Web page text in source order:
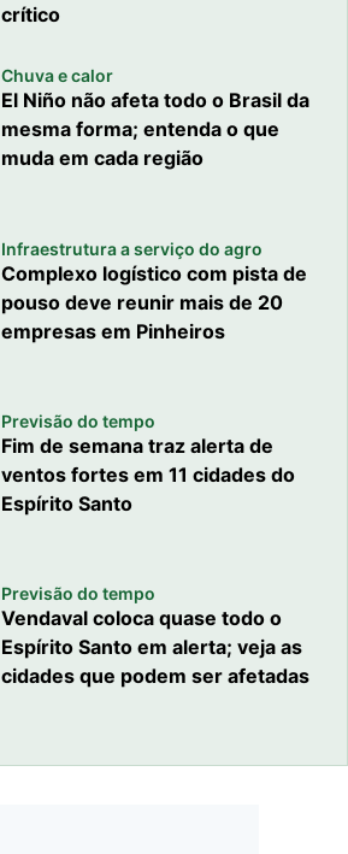
crítico
Chuva e calor
El Niño não afeta todo o Brasil da
mesma forma; entenda o que
muda em cada região
Infraestrutura a serviço do agro
Complexo logístico com pista de
pouso deve reunir mais de 20
empresas em Pinheiros
Previsão do tempo
Fim de semana traz alerta de
ventos fortes em 11 cidades do
Espírito Santo
Previsão do tempo
Vendaval coloca quase todo o
Espírito Santo em alerta; veja as
cidades que podem ser afetadas